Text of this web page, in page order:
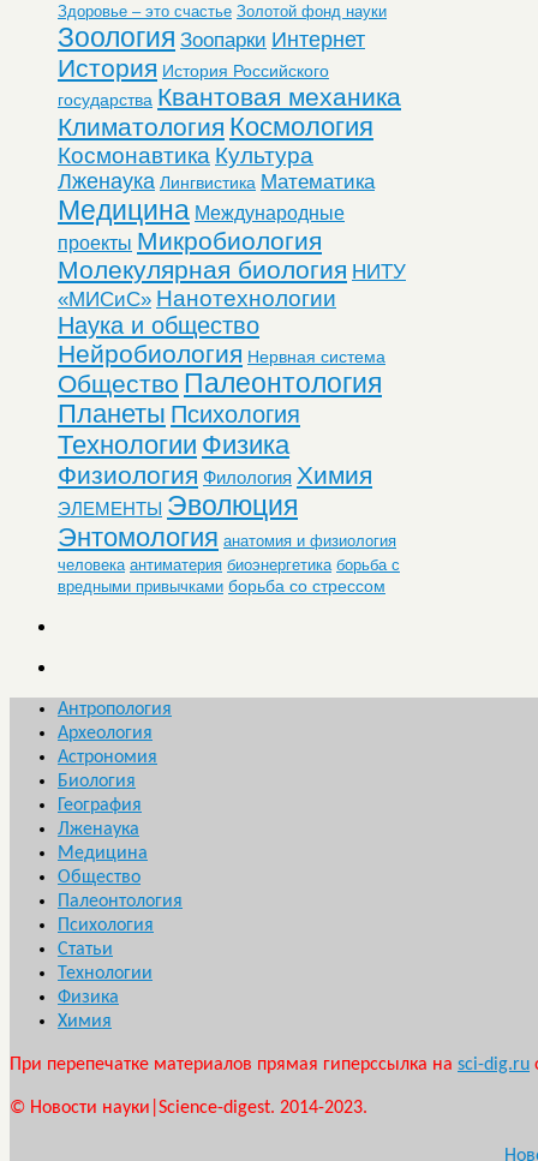
Здоровье – это счастье Золотой фонд науки
Зоология Зоопарки Интернет
История История Российского
государства Квантовая механика
Климатология Космология
Космонавтика Культура
Лженаука Лингвистика Математика
Медицина Международные
проекты Микробиология
Молекулярная биология НИТУ
«МИСиС» Нанотехнологии
Наука и общество
Нейробиология Нервная система
Общество Палеонтология
Планеты Психология
Технологии Физика
Физиология Филология Химия
ЭЛЕМЕНТЫ Эволюция
Энтомология анатомия и физиология
человека антиматерия биоэнергетика борьба с
вредными привычками борьба со стрессом
Антропология
Археология
Астрономия
Биология
География
Лженаука
Медицина
Общество
Палеонтология
Психология
Статьи
Технологии
Физика
Химия
При перепечатке материалов прямая гиперссылка на sci-dig.ru
© Новости науки|Science-digest. 2014-2023.